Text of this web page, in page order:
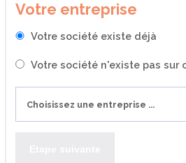
Votre entreprise
Votre société existe déjà
Votre société n'existe pas sur